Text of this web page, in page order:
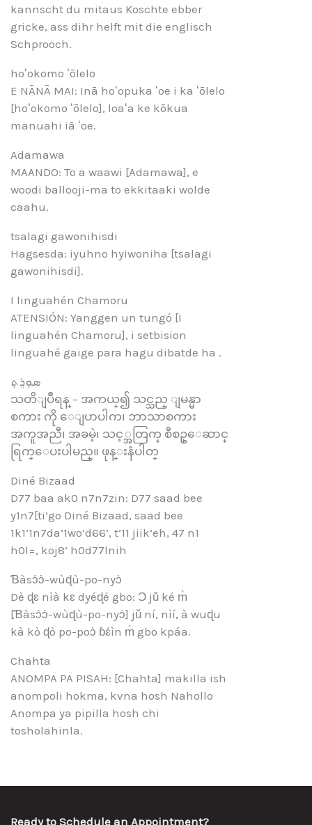
kannscht du mitaus Koschte ebber
gricke, ass dihr helft mit die englisch
Schprooch.
hoʻokomo ʻōlelo
E NĀNĀ MAI: Inā hoʻopuka ʻoe i ka ʻōlelo
[hoʻokomo ʻōlelo], loaʻa ke kōkua
manuahi iā ʻoe.
Adamawa
MAANDO: To a waawi [Adamawa], e
woodi ballooji-ma to ekkitaaki wolde
caahu.
tsalagi gawonihisdi
Hagsesda: iyuhno hyiwoniha [tsalagi
gawonihisdi].
I linguahén Chamoru
ATENSIÓN: Yanggen un tungó [I
linguahén Chamoru], i setbision
linguahé gaige para hagu dibatde ha .
ܣܘܼܪܸܬ݂
သတိျပဳရန္ – အကယ္၍ သင္သည္ ျမန္မာ
စကား ကို ေျပာပါက၊ ဘာသာစကား
အကူအညီ၊ အခမဲ့၊ သင့္အတြက္ စီစဥ္ေဆာင္
ရြက္ေပးပါမည္။ ဖုန္းနံပါတ္
Diné Bizaad
D77 baa ak0 n7n7zin: D77 saad bee
y1n7[ti’go Diné Bizaad, saad bee
1k1’1n7da’1wo’d66’, t’11 jiik’eh, 47 n1
h0l=, koj8’ h0d77lnih
Ɓàsɔ́ɔ̀-wùɖù-po-nyɔ̀
Dè ɖɛ nìà kɛ dyéɖé gbo: Ɔ jǔ ké m̀
[Ɓàsɔ́ɔ̀-wùɖù-po-nyɔ̀] jǔ ní, nìí, à wuɖu
kà kò ɖò po-poɔ̀ ɓɛ́ìn m̀ gbo kpáa.
Chahta
ANOMPA PA PISAH: [Chahta] makilla ish
anompoli hokma, kvna hosh Nahollo
Anompa ya pipilla hosh chi
tosholahinla.
Ready to Schedule an Appointment?